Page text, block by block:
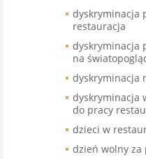
dyskryminacja
restauracja
dyskryminacja
na
dyskryminacja
dyskryminacja
do pracy
dzieci w
dzień wolny za